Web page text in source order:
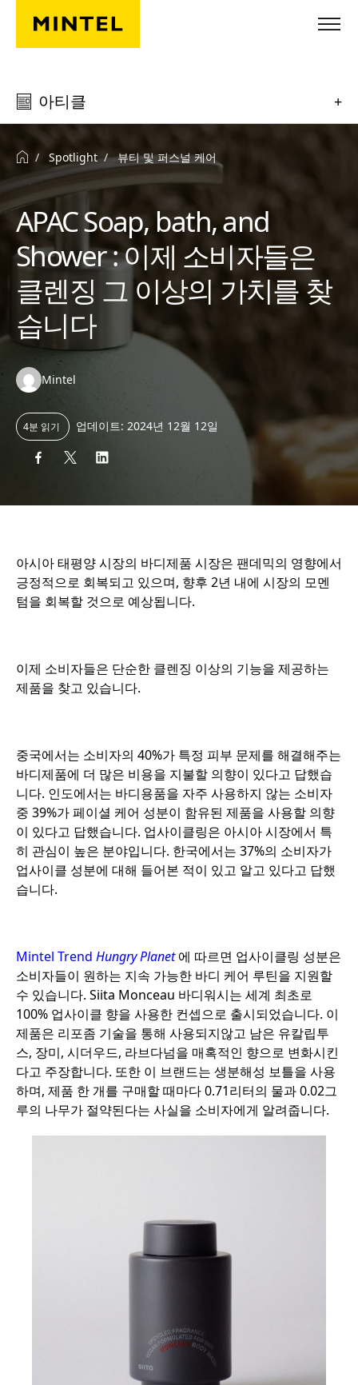
Skip to main content
아티클 +
Spotlight 뷰티 및 퍼스널 케어
APAC Soap, bath, and
Shower : 이제 소비자들은
클렌징 그 이상의 가치를 찾
습니다
Authors:
Mintel
4분 읽기 업데이트: 2024년 12월 12일
아시아 태평양 시장의 바디제품 시장은 팬데믹의 영향에서
긍정적으로 회복되고 있으며, 향후 2년 내에 시장의 모멘
텀을 회복할 것으로 예상됩니다.
이제 소비자들은 단순한 클렌징 이상의 기능을 제공하는
제품을 찾고 있습니다.
중국에서는 소비자의 40%가 특정 피부 문제를 해결해주는
바디제품에 더 많은 비용을 지불할 의향이 있다고 답했습
니다. 인도에서는 바디용품을 자주 사용하지 않는 소비자
중 39%가 페이셜 케어 성분이 함유된 제품을 사용할 의향
이 있다고 답했습니다. 업사이클링은 아시아 시장에서 특
히 관심이 높은 분야입니다. 한국에서는 37%의 소비자가
업사이클 성분에 대해 들어본 적이 있고 알고 있다고 답했
습니다.
Mintel Trend Hungry Planet에 따르면 업사이클링 성분은
소비자들이 원하는 지속 가능한 바디 케어 루틴을 지원할
수 있습니다. Siita Monceau 바디워시는 세계 최초로
100% 업사이클 향을 사용한 컨셉으로 출시되었습니다. 이
제품은 리포좀 기술을 통해 사용되지않고 남은 유칼립투
스, 장미, 시더우드, 라브다넘을 매혹적인 향으로 변화시킨
다고 주장합니다. 또한 이 브랜드는 생분해성 보틀을 사용
하며, 제품 한 개를 구매할 때마다 0.71리터의 물과 0.02그
루의 나무가 절약된다는 사실을 소비자에게 알려줍니다.